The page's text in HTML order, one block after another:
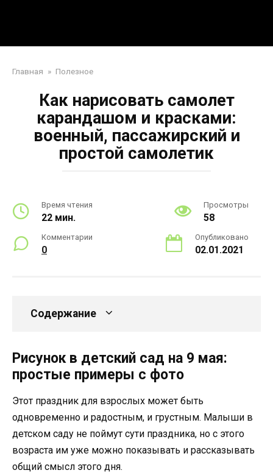
Главная » Полезное
Как нарисовать самолет
карандашом и красками:
военный, пассажирский и
простой самолетик
Время чтения
22 мин.
Просмотры
58
Комментарии
0
Опубликовано
02.01.2021
Содержание
Рисунок в детский сад на 9 мая:
простые примеры с фото
Этот праздник для взрослых может быть
одновременно и радостным, и грустным. Малыши в
детском саду не поймут сути праздника, но с этого
возраста им уже можно показывать и рассказывать
общий смысл этого дня.